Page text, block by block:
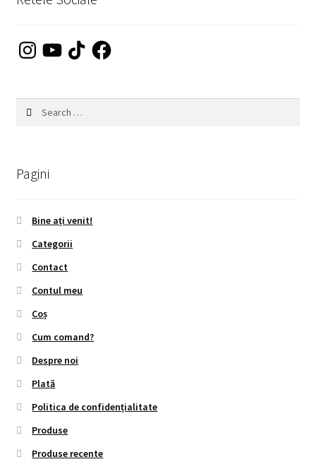
InstagramYouTubeTikTokFacebook
Pagini
Bine ați venit!
Categorii
Contact
Contul meu
Coș
Cum comand?
Despre noi
Plată
Politica de confidențialitate
Produse
Produse recente